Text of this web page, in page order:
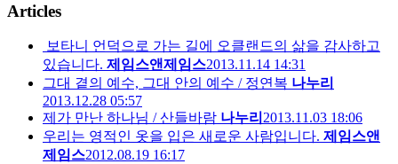
Articles
보타니 언덕으로 가는 길에 오클랜드의 삶을 감사하고
있습니다. 제임스앤제임스2013.11.14 14:31
그대 곁의 예수, 그대 안의 예수 / 정연복 나누리
2013.12.28 05:57
제가 만난 하나님 / 산들바람 나누리 2013.11.03 18:06
우리는 영적인 옷을 입은 새로운 사람입니다. 제임스앤
제임스2012.08.19 16:17